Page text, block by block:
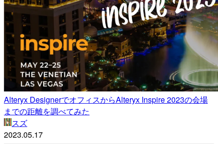
Alteryx DesignerでオフィスからAlteryx Inspire 2023の会場
までの距離を調べてみた
スズ
2023.05.17